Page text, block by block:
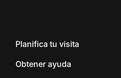
Planifica tu visita
Obtener ayuda